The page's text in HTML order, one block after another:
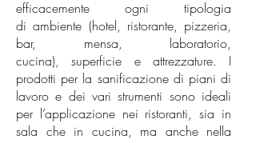
efficacemente ogni tipologia
di ambiente (hotel, ristorante, pizzeria,
bar, mensa, laboratorio,
cucina), superficie e attrezzature. I
prodotti per la sanificazione di piani di
lavoro e dei vari strumenti sono ideali
per l’applicazione nei ristoranti, sia in
sala che in cucina, ma anche nella